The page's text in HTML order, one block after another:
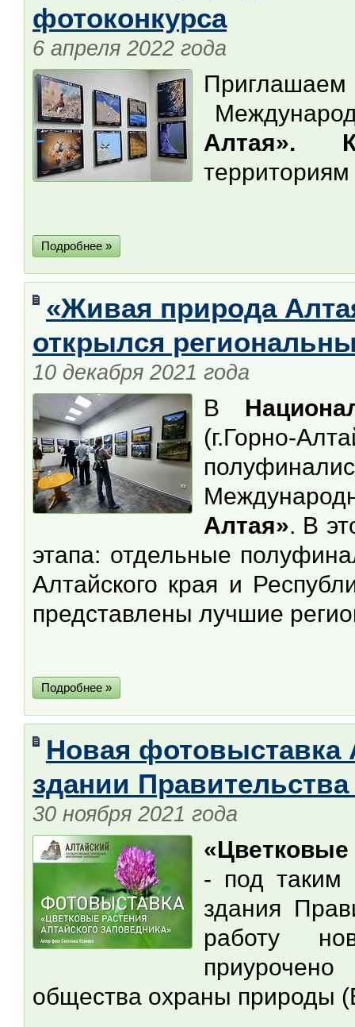
фотоконкурса
6 апреля 2022 года
Алтая».
Подробнее »
«Живая природа
открылся
10 декабря 2021 года
В
(г.Горно-
Алтая». В
этапа: отдельные
Алтайского края и
представлены лучшие
Подробнее »
Новая фотовыставка
здании
30 ноября 2021 года
«Цветковые
- под таким
здания
работу
общества охраны